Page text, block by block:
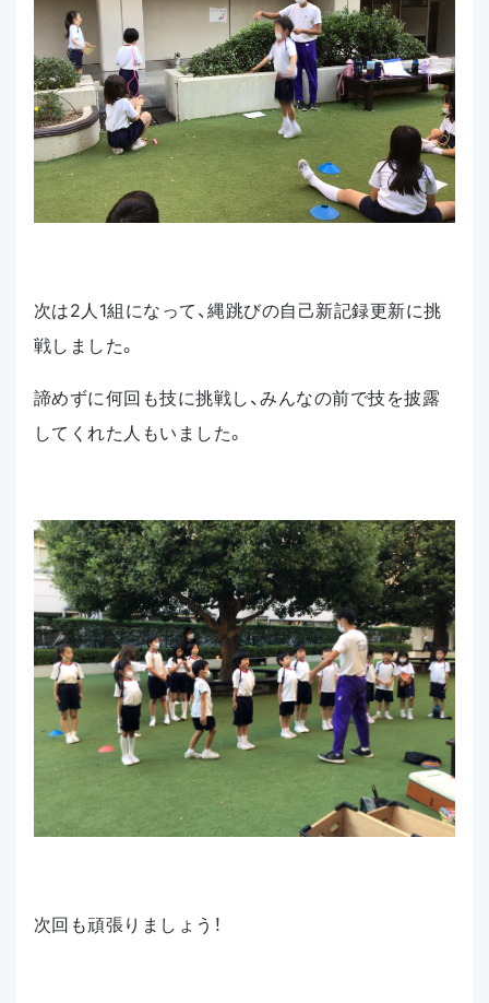
次は2人1組になって、縄跳びの自己新記録更新に挑
戦しました。
諦めずに何回も技に挑戦し、みんなの前で技を披露
してくれた人もいました。
次回も頑張りましょう！